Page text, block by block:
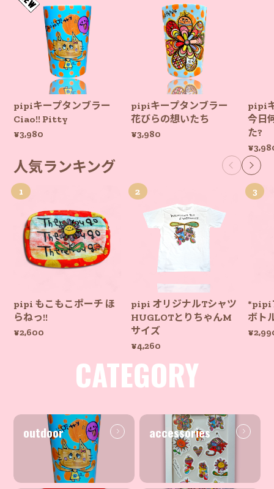
pipiキープタンブラー
Ciao!! Pitty
¥3,980
pipiキープタンブラー
花びらの想いたち
¥3,980
pipi
今日
た?
人気ランキング
pipi もこもこポーチ ほ
らねっ!!
¥2,600
pipi オリジナルTシャツ
HUGLOTとりちゃんM
サイズ
¥4,260
*pipi
ボト
CATEGORY
outdoor accessories